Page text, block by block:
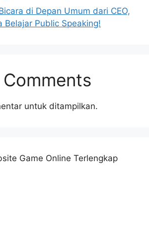
di Depan Umum dari CEO,
Belajar Public Speaking!
untuk ditampilkan.
Game Online Terlengkap